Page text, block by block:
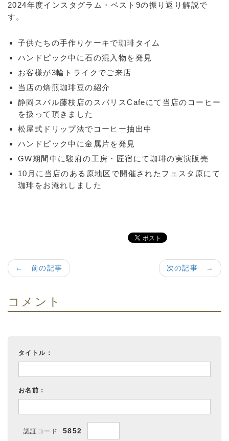
2024年度インスタグラム・ベスト9の振り返り解説で
す。
子供たちの手作りケーキで珈琲タイム
ハンドピック中に石の混入物を発見
お客様が3輪トライクでご来店
当店の焙煎珈琲豆の紹介
静岡スバル藤枝店のスバリスCafeにて当店のコーヒー
を扱って頂きました
松屋式ドリップ法でコーヒー抽出中
ハンドピック中に金属片を発見
GW期間中に駿府の工房・匠宿にて珈琲の実演販売
10月に当店のある原地区で開催されたフェスタ原にて
珈琲をお淹れしました
次の記事 →
← 前の記事
コメント
タイトル：
お名前：
認証コード 5852